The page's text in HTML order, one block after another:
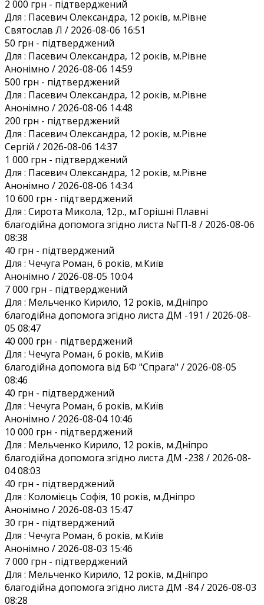
2 000 грн - підтверджений
Для : Пасевич Олександра, 12 років, м.Рівне
Святослав Л / 2026-08-06 16:51
50 грн - підтверджений
Для : Пасевич Олександра, 12 років, м.Рівне
Анонiмно / 2026-08-06 14:59
500 грн - підтверджений
Для : Пасевич Олександра, 12 років, м.Рівне
Анонiмно / 2026-08-06 14:48
200 грн - підтверджений
Для : Пасевич Олександра, 12 років, м.Рівне
Сергій / 2026-08-06 14:37
1 000 грн - підтверджений
Для : Пасевич Олександра, 12 років, м.Рівне
Анонiмно / 2026-08-06 14:34
10 600 грн - підтверджений
Для : Сирота Микола, 12р., м.Горішні Плавні
благодійна допомога згідно листа №ГП-8 / 2026-08-06
08:38
40 грн - підтверджений
Для : Чечуга Роман, 6 років, м.Київ
Анонiмно / 2026-08-05 10:04
7 000 грн - підтверджений
Для : Мельченко Кирило, 12 років, м.Дніпро
благодійна допомога згідно листа ДМ -191 / 2026-08-
05 08:47
40 000 грн - підтверджений
Для : Чечуга Роман, 6 років, м.Київ
благодійна допомога від БФ "Спрага" / 2026-08-05
08:46
40 грн - підтверджений
Для : Чечуга Роман, 6 років, м.Київ
Анонiмно / 2026-08-04 10:46
10 000 грн - підтверджений
Для : Мельченко Кирило, 12 років, м.Дніпро
благодійна допомога згідно листа ДМ -238 / 2026-08-
04 08:03
40 грн - підтверджений
Для : Коломієць Софія, 10 років, м.Дніпро
Анонiмно / 2026-08-03 15:47
30 грн - підтверджений
Для : Чечуга Роман, 6 років, м.Київ
Анонiмно / 2026-08-03 15:46
7 000 грн - підтверджений
Для : Мельченко Кирило, 12 років, м.Дніпро
благодійна допомога згідно листа ДМ -84 / 2026-08-03
08:28